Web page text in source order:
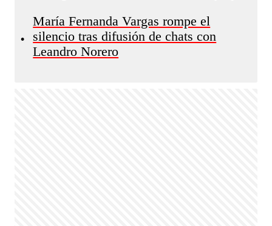
•
María Fernanda Vargas rompe el
silencio tras difusión de chats con
Leandro Norero